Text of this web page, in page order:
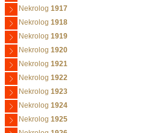
Nekrolog 1917
Nekrolog 1918
Nekrolog 1919
Nekrolog 1920
Nekrolog 1921
Nekrolog 1922
Nekrolog 1923
Nekrolog 1924
Nekrolog 1925